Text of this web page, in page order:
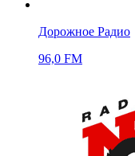
Дорожное Радио
96,0 FM